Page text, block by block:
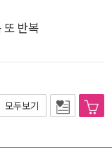
또 반복
모두보기